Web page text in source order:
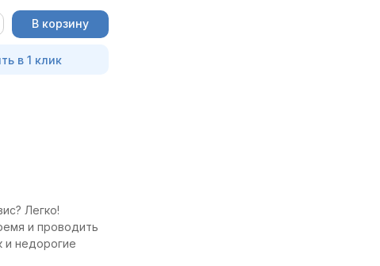
В корзину
в 1 клик
Легко!
и проводить
и недорогие